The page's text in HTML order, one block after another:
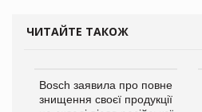
ЧИТАЙТЕ ТАКОЖ
Bosch заявила про повне
знищення своєї продукції